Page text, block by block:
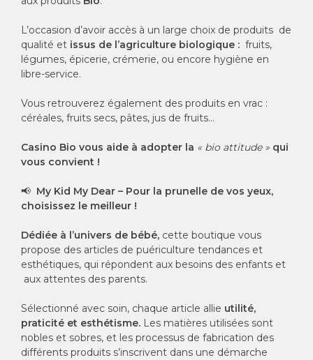
L’occasion d’avoir accès à un large choix de produits de
qualité et issus de l’agriculture biologique : fruits,
légumes, épicerie, crémerie, ou encore hygiène en
libre-service.
Vous retrouverez également des produits en vrac :
céréales, fruits secs, pâtes, jus de fruits…
Casino Bio vous aide à adopter la « bio attitude » qui
vous convient !
📢 My Kid My Dear – Pour la prunelle de vos yeux,
choisissez le meilleur !
Dédiée à l’univers de bébé, cette boutique vous
propose des articles de puériculture tendances et
esthétiques, qui répondent aux besoins des enfants et
aux attentes des parents.
Sélectionné avec soin, chaque article allie utilité,
praticité et esthétisme. Les matières utilisées sont
nobles et sobres, et les processus de fabrication des
différents produits s’inscrivent dans une démarche